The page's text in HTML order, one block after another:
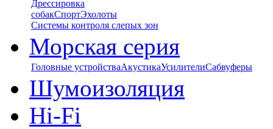
Дрессировка
собакСпортЭхолоты
Системы контроля слепых зон
Морская серия
Головные устройстваАкустикаУсилителиСабвуферы
Шумоизоляция
Hi-Fi